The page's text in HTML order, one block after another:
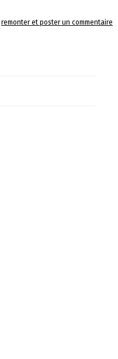
remonter et poster un commentaire